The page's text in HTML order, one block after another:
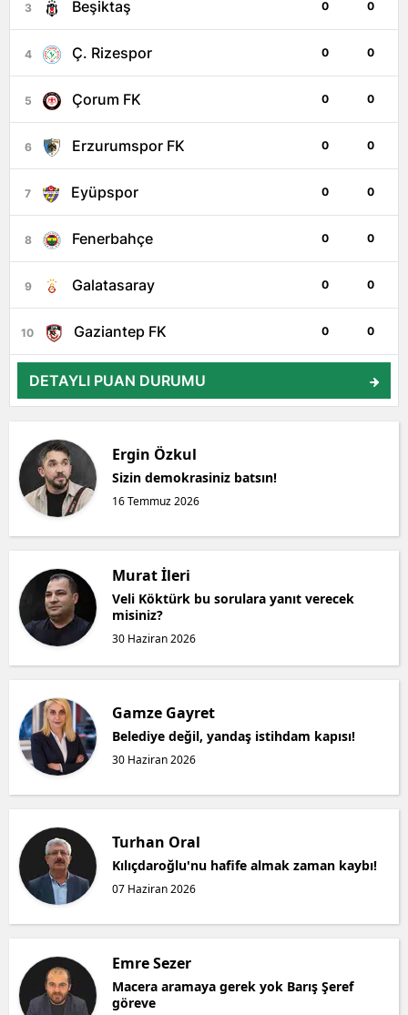
3 Beşiktaş 0 0
4 Ç. Rizespor 0 0
5 Çorum FK 0 0
6 Erzurumspor FK 0 0
7 Eyüpspor 0 0
8 Fenerbahçe 0 0
9 Galatasaray 0 0
10 Gaziantep FK 0 0
DETAYLI PUAN DURUMU
Ergin Özkul
16 Temmuz 2026
Sizin demokrasiniz batsın!
Murat İleri
30 Haziran 2026
Veli Köktürk bu sorulara yanıt verecek
misiniz?
Gamze Gayret
30 Haziran 2026
Belediye değil, yandaş istihdam kapısı!
Turhan Oral
07 Haziran 2026
Kılıçdaroğlu'nu hafife almak zaman kaybı!
Emre Sezer
Macera aramaya gerek yok Barış Şeref
göreve